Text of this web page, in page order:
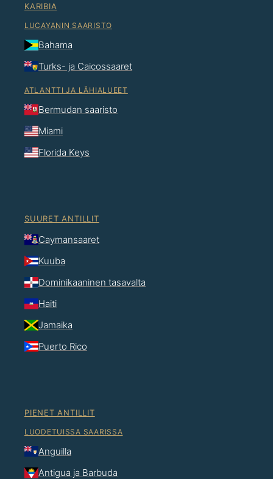
KARIBIA
LUCAYANIN SAARISTO
Bahama
Turks- ja Caicossaaret
ATLANTTI JA LÄHIALUEET
Bermudan saaristo
Miami
Florida Keys
SUURET ANTILLIT
Caymansaaret
Kuuba
Dominikaaninen tasavalta
Haiti
Jamaika
Puerto Rico
PIENET ANTILLIT
LUODETUISSA SAARISSA
Anguilla
Antigua ja Barbuda